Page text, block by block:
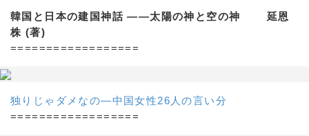
韓国と日本の建国神話 ——太陽の神と空の神 延恩
株 (著)
==================
独りじゃダメなの―中国女性26人の言い分
==================